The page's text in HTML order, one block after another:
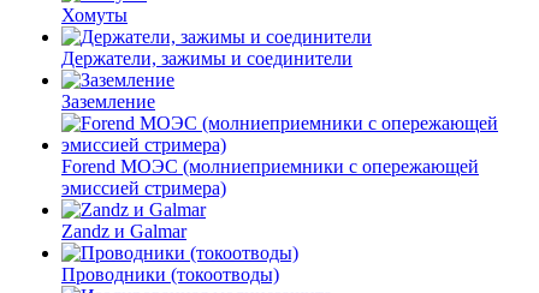
Хомуты
Держатели, зажимы и соединители
Заземление
Forend МОЭС (молниеприемники с опережающей
эмиссией стримера)
Zandz и Galmar
Проводники (токоотводы)